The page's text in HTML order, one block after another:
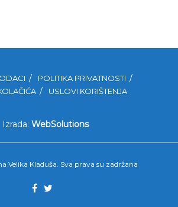
POLITIKA PRIVATNOSTI
USLOVI KORIŠTENJA
Izrada: WebSolutions
Velika Kladuša. Sva prava su zadržana